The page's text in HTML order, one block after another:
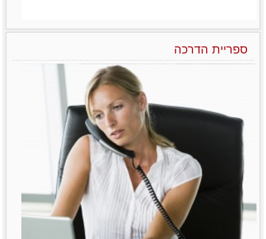
ספריית הדרכה
הניהול הנשי כמודל מנצח בעולם העסקים של המאה ה-21
רבות נאמר ונכתב על נשים מנהלות. דובר
על תקרת הזכוכית
לפרטים נוספים